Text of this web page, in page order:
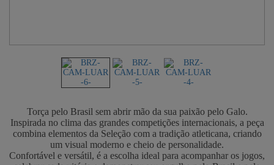
Torça pelo Brasil sem abrir mão da sua paixão pelo Galo.
Inspirada no clima das grandes competições internacionais, a peça
combina elementos da Seleção com a tradição atleticana, criando
um visual moderno e cheio de personalidade.
Confortável e versátil, é a escolha ideal para acompanhar os jogos,